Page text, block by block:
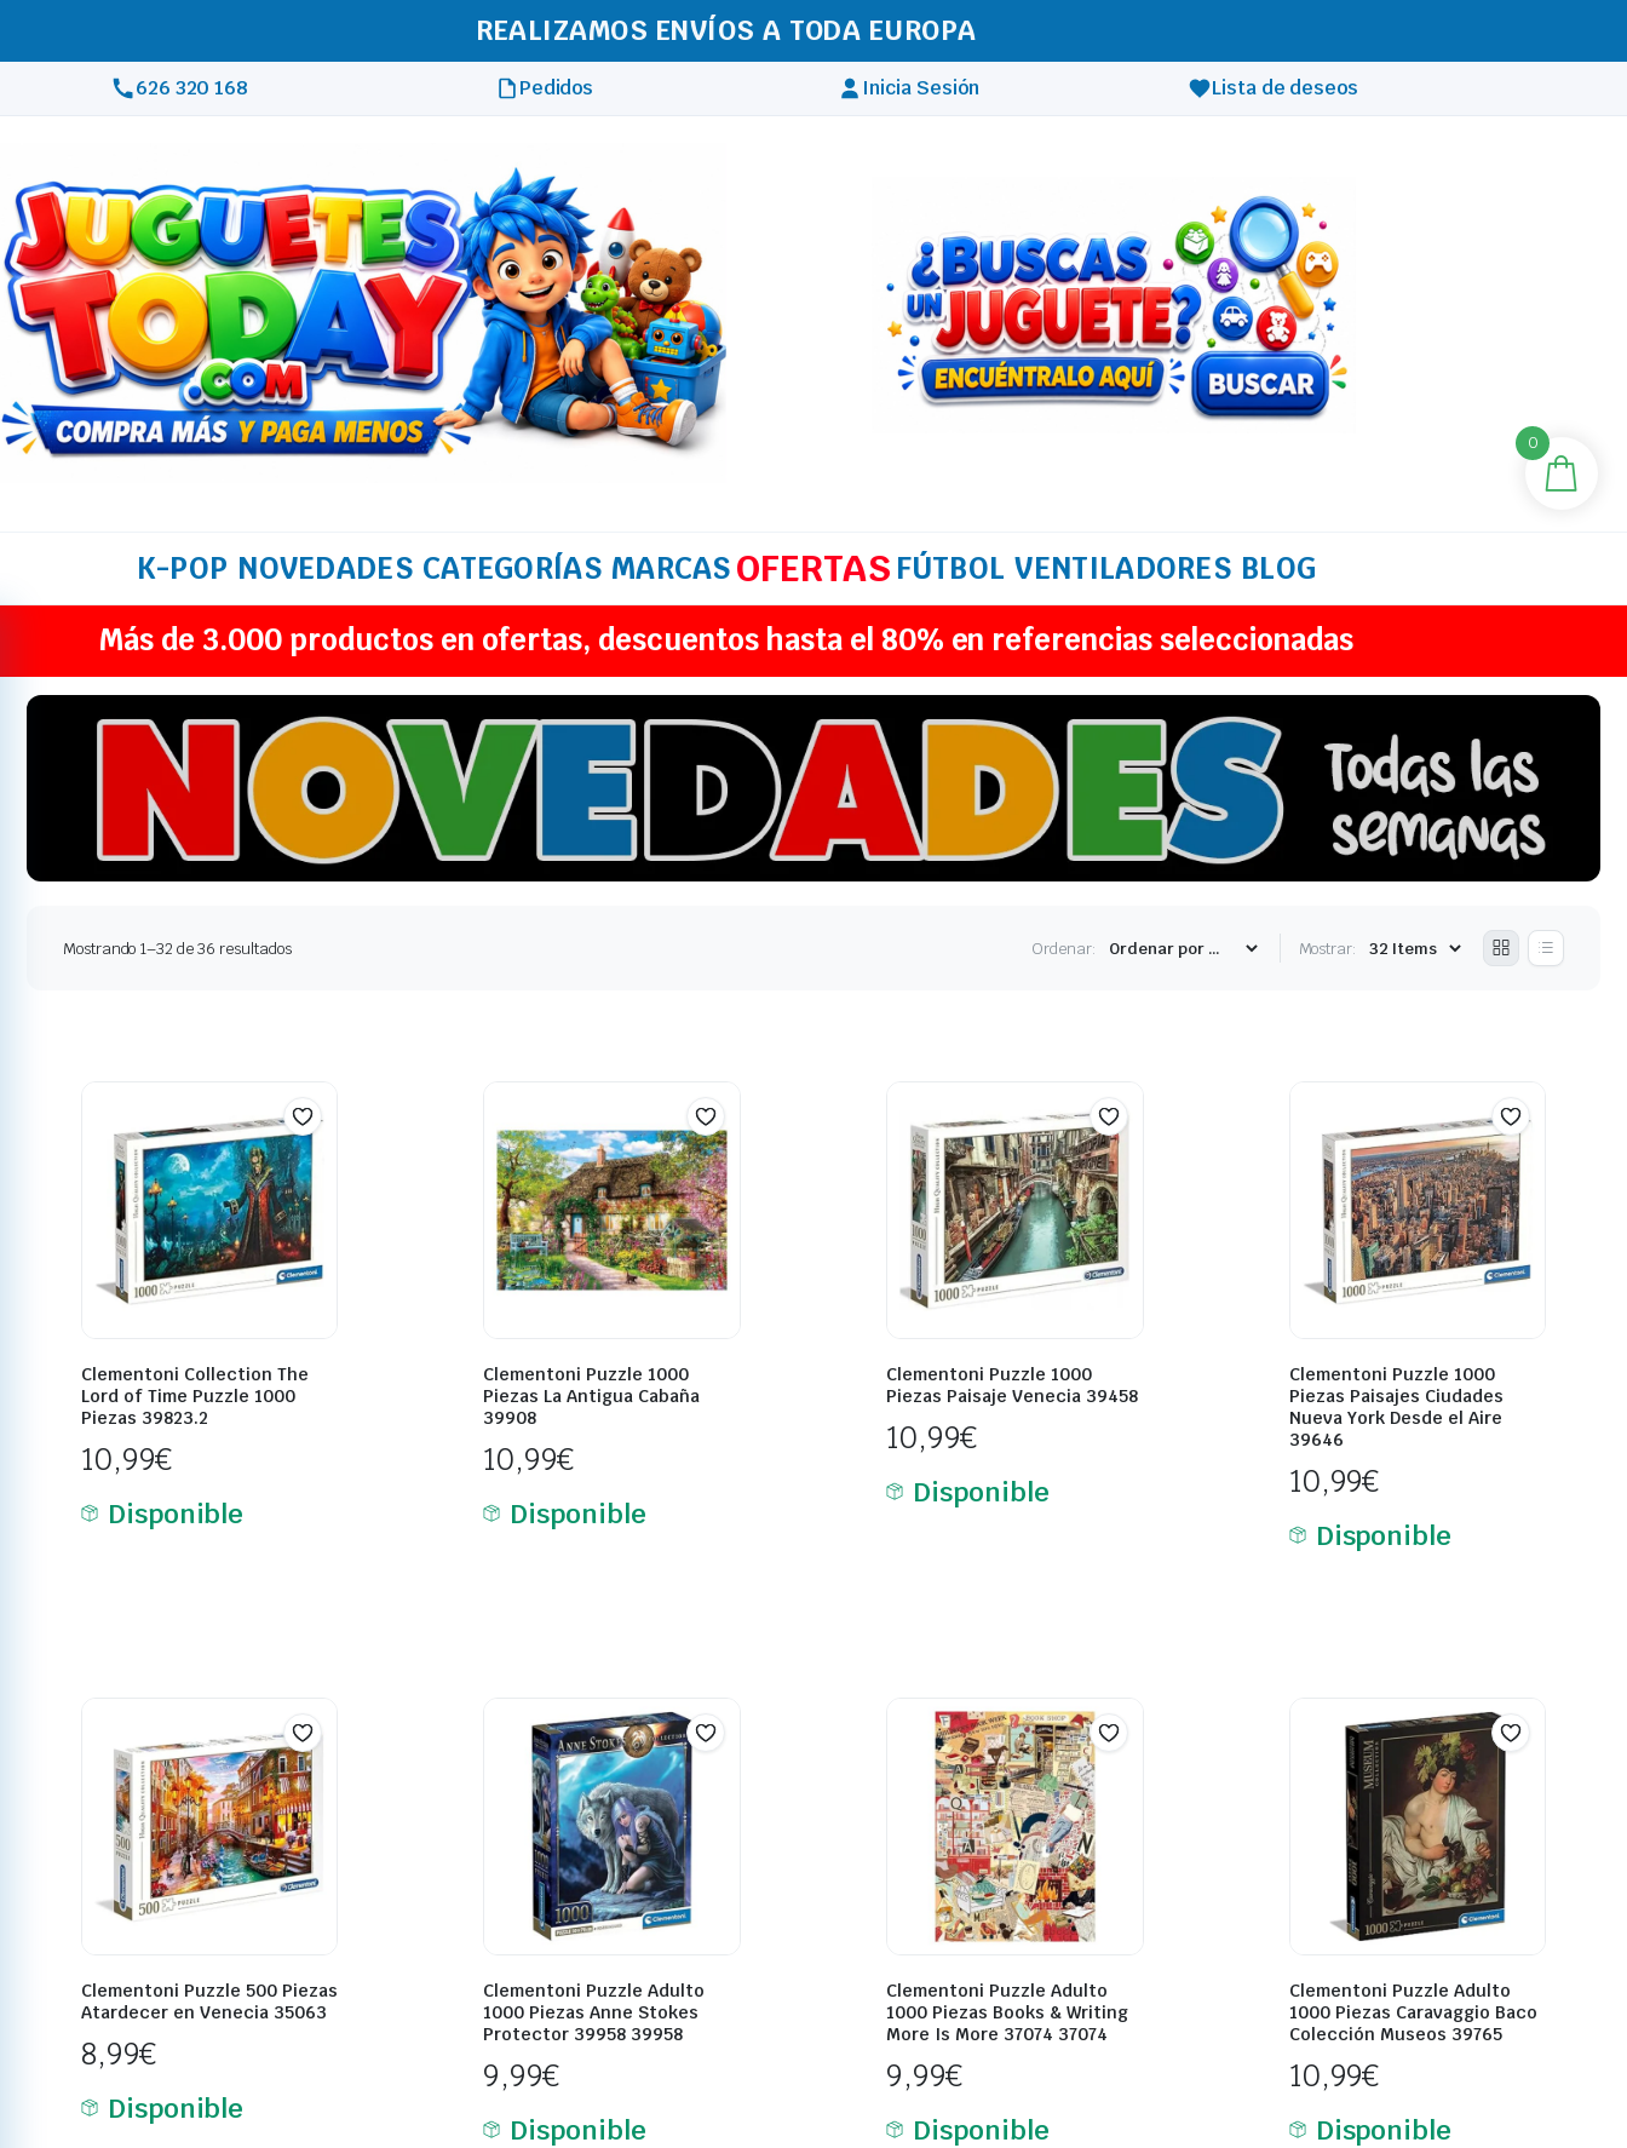
REALIZAMOS ENVÍOS A TODA EUROPA
626 320 168 Pedidos Inicia Sesión Lista de deseos
K-POP NOVEDADES CATEGORÍAS MARCASOFERTAS FÚTBOL VENTILADORES BLOG
Más de 3.000 productos en ofertas, descuentos hasta el 80% en referencias seleccionadas
Mostrando 1–32 de 36 resultados Ordenar: Mostrar:
Clementoni Collection The
Lord of Time Puzzle 1000
Piezas 39823.2
10,99€
Disponible
Clementoni Puzzle 1000
Piezas La Antigua Cabaña
39908
10,99€
Disponible
Clementoni Puzzle 1000
Piezas Paisaje Venecia 39458
10,99€
Disponible
Clementoni Puzzle 1000
Piezas Paisajes Ciudades
Nueva York Desde el Aire
39646
10,99€
Disponible
Clementoni Puzzle 500 Piezas
Atardecer en Venecia 35063
8,99€
Disponible
Clementoni Puzzle Adulto
1000 Piezas Anne Stokes
Protector 39958 39958
9,99€
Disponible
Clementoni Puzzle Adulto
1000 Piezas Books & Writing
More Is More 37074 37074
9,99€
Disponible
Clementoni Puzzle Adulto
1000 Piezas Caravaggio Baco
Colección Museos 39765
10,99€
Disponible
0